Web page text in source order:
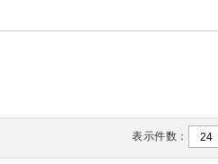
表示件数：